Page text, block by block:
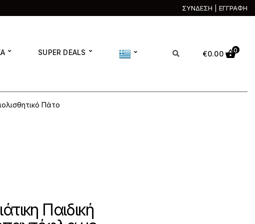
ΣΥΝΔΕΣΗ | ΕΓΓΡΑΦΗ
SUPER DEALS €0.00 0
Πάτο
Παιδική